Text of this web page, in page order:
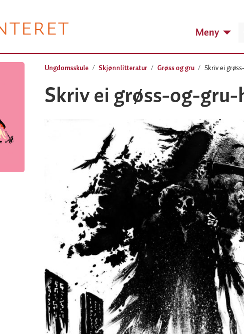
Meny
Ungdomsskule Skjønnlitteratur Grøss og gru Skriv ei
Skriv ei grøss-og-